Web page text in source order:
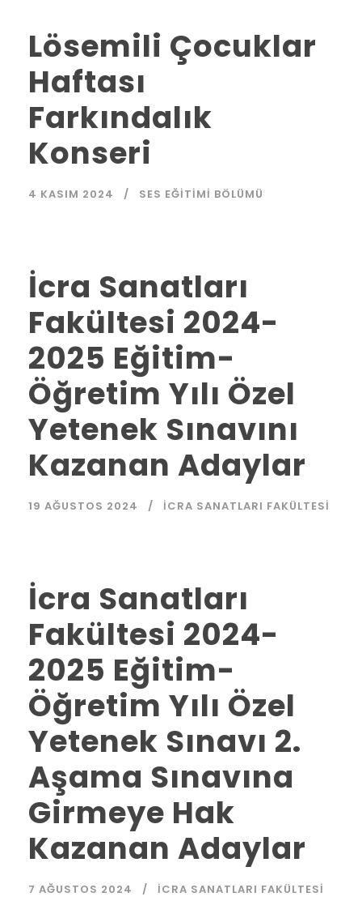
Lösemili Çocuklar
Haftası
Farkındalık
Konseri
4 KASIM 2024 SES EĞITIMI BÖLÜMÜ
İcra Sanatları
Fakültesi 2024-
2025 Eğitim-
Öğretim Yılı Özel
Yetenek Sınavını
Kazanan Adaylar
19 AĞUSTOS 2024 İCRA SANATLARI FAKÜLTESI
İcra Sanatları
Fakültesi 2024-
2025 Eğitim-
Öğretim Yılı Özel
Yetenek Sınavı 2.
Aşama Sınavına
Girmeye Hak
Kazanan Adaylar
7 AĞUSTOS 2024 İCRA SANATLARI FAKÜLTESI